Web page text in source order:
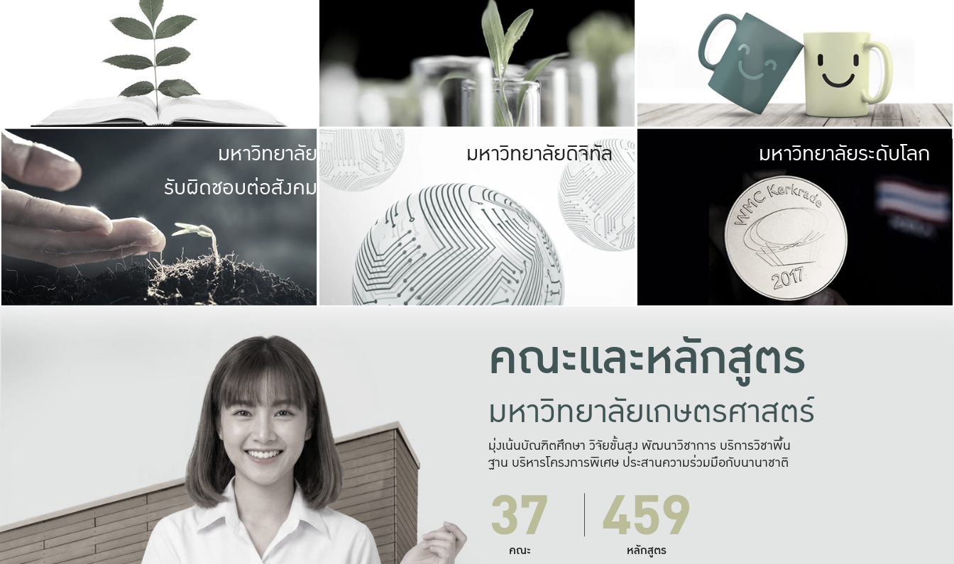
เกษตรศาสตร์ มีพื้นที่เขียวสดใส หนาแน่น
เป็นป่าในเมือง (URBAN FOREST)
เกษตรในเมือง (URBAN AGRICULTURE)
ที่นับรวมกันได้ประมาณ 1,400 ไร่
ให้กับประชาชน
มหาวิทยาลัย
รับผิดชอบต่อสังคม
มหาวิทยาลัยรับผิดชอบต่อสังคม
ร่วมมือกับชุมชน เพื่อความกินดีอยู่ดี
และความสุขอย่างยั่งยืน
มองปัญหาในภาพกว้าง
แก้ไขจากปัญหาจุดเล็กๆ
มหาวิทยาลัยดิจิทัล มหาวิทยา
พร้อมที่จ
และผลักดันในการใช้ระบบส
เพื่อการทำงานแ
มหาวิทยาลัยระดับโลก
คณะและหลักสูตร
มหาวิทยาลัยเกษตรศาสตร์
มุ่งเน้นบัณฑิตศึกษา วิจัยขั้นสูง พัฒนาวิชาการ บริการวิชาพื้น
ฐาน บริหารโครงการพิเศษ ประสานความร่วมมือกับนานาชาติ
37
คณะ 459
หลักสูตร